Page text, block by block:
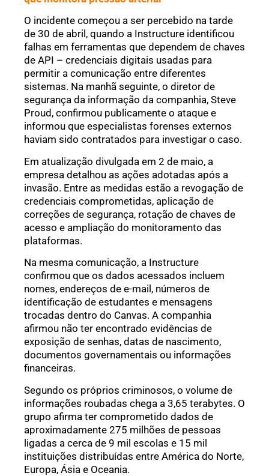
O incidente começou a ser percebido na tarde
de 30 de abril, quando a Instructure identificou
falhas em ferramentas que dependem de chaves
de API – credenciais digitais usadas para
permitir a comunicação entre diferentes
sistemas. Na manhã seguinte, o diretor de
segurança da informação da companhia, Steve
Proud, confirmou publicamente o ataque e
informou que especialistas forenses externos
haviam sido contratados para investigar o caso.
Em atualização divulgada em 2 de maio, a
empresa detalhou as ações adotadas após a
invasão. Entre as medidas estão a revogação de
credenciais comprometidas, aplicação de
correções de segurança, rotação de chaves de
acesso e ampliação do monitoramento das
plataformas.
Na mesma comunicação, a Instructure
confirmou que os dados acessados incluem
nomes, endereços de e-mail, números de
identificação de estudantes e mensagens
trocadas dentro do Canvas. A companhia
afirmou não ter encontrado evidências de
exposição de senhas, datas de nascimento,
documentos governamentais ou informações
financeiras.
Segundo os próprios criminosos, o volume de
informações roubadas chega a 3,65 terabytes. O
grupo afirma ter comprometido dados de
aproximadamente 275 milhões de pessoas
ligadas a cerca de 9 mil escolas e 15 mil
instituições distribuídas entre América do Norte,
Europa, Ásia e Oceania.